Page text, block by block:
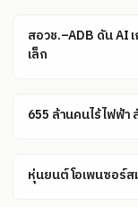
สอวช.–ADB ดัน AI
เล็ก
655 ล้านคนไร้ไฟฟ้
หุ่นยนต์โอเพนซอร์ส